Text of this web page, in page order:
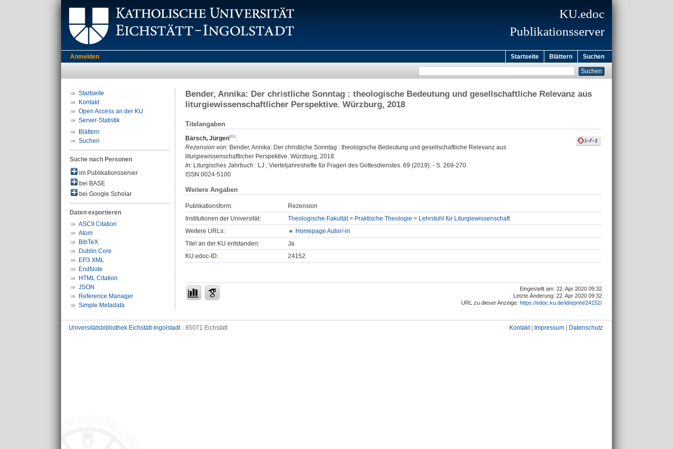
KU.edoc
Publikationsserver
Anmelden Startseite Blättern Suchen
Startseite
Kontakt
Open Access an der KU
Server-Statistik
Blättern
Suchen
Suche nach Personen
im Publikationsserver
bei BASE
bei Google Scholar
Daten exportieren
ASCII Citation
Atom
BibTeX
Dublin Core
EP3 XML
EndNote
HTML Citation
JSON
Reference Manager
Simple Metadata
Bender, Annika: Der christliche Sonntag : theologische Bedeutung und gesellschaftliche Relevanz aus
liturgiewissenschaftlicher Perspektive. Würzburg, 2018
Titelangaben
Bärsch, Jürgen
:
Rezension von: Bender, Annika: Der christliche Sonntag : theologische Bedeutung und gesellschaftliche Relevanz aus
liturgiewissenschaftlicher Perspektive. Würzburg, 2018.
In: Liturgisches Jahrbuch : LJ ; Vierteljahreshefte für Fragen des Gottesdienstes. 69 (2019). - S. 269-270.
ISSN 0024-5100
Weitere Angaben
Publikationsform:
Rezension
Institutionen der Universität:
Theologische Fakultät > Praktische Theologie > Lehrstuhl für Liturgiewissenschaft
Weitere URLs:
Homepage Autor/-in
Titel an der KU entstanden:
Ja
KU.edoc-ID:
24152
Eingestellt am: 22. Apr 2020 09:32
Letzte Änderung: 22. Apr 2020 09:32
URL zu dieser Anzeige: https://edoc.ku.de/id/eprint/24152/
Universitätsbibliothek Eichstätt-Ingolstadt- 85071 Eichstätt Kontakt| Impressum Datenschutz